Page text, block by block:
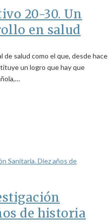
20-30. Un
en salud
de salud como el que, desde hace
un logro que hay que
de historia